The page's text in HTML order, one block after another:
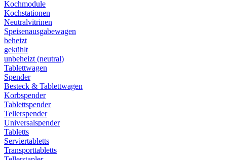
Kochmodule
Kochstationen
Neutralvitrinen
Speisenausgabewagen
beheizt
gekühlt
unbeheizt (neutral)
Tablettwagen
Spender
Besteck & Tablettwagen
Korbspender
Tablettspender
Tellerspender
Universalspender
Tabletts
Serviertabletts
Transporttabletts